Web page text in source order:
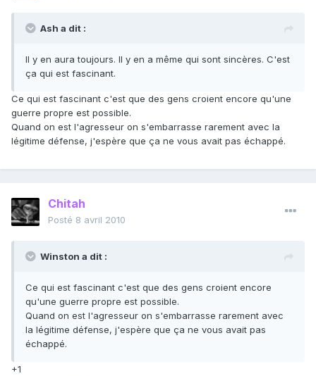
Ash a dit :
Il y en aura toujours. Il y en a même qui sont sincères. C'est
ça qui est fascinant.
Ce qui est fascinant c'est que des gens croient encore qu'une
guerre propre est possible.
Quand on est l'agresseur on s'embarrasse rarement avec la
légitime défense, j'espère que ça ne vous avait pas échappé.
Chitah
Posté 8 avril 2010
Winston a dit :
Ce qui est fascinant c'est que des gens croient encore
qu'une guerre propre est possible.
Quand on est l'agresseur on s'embarrasse rarement avec
la légitime défense, j'espère que ça ne vous avait pas
échappé.
+1